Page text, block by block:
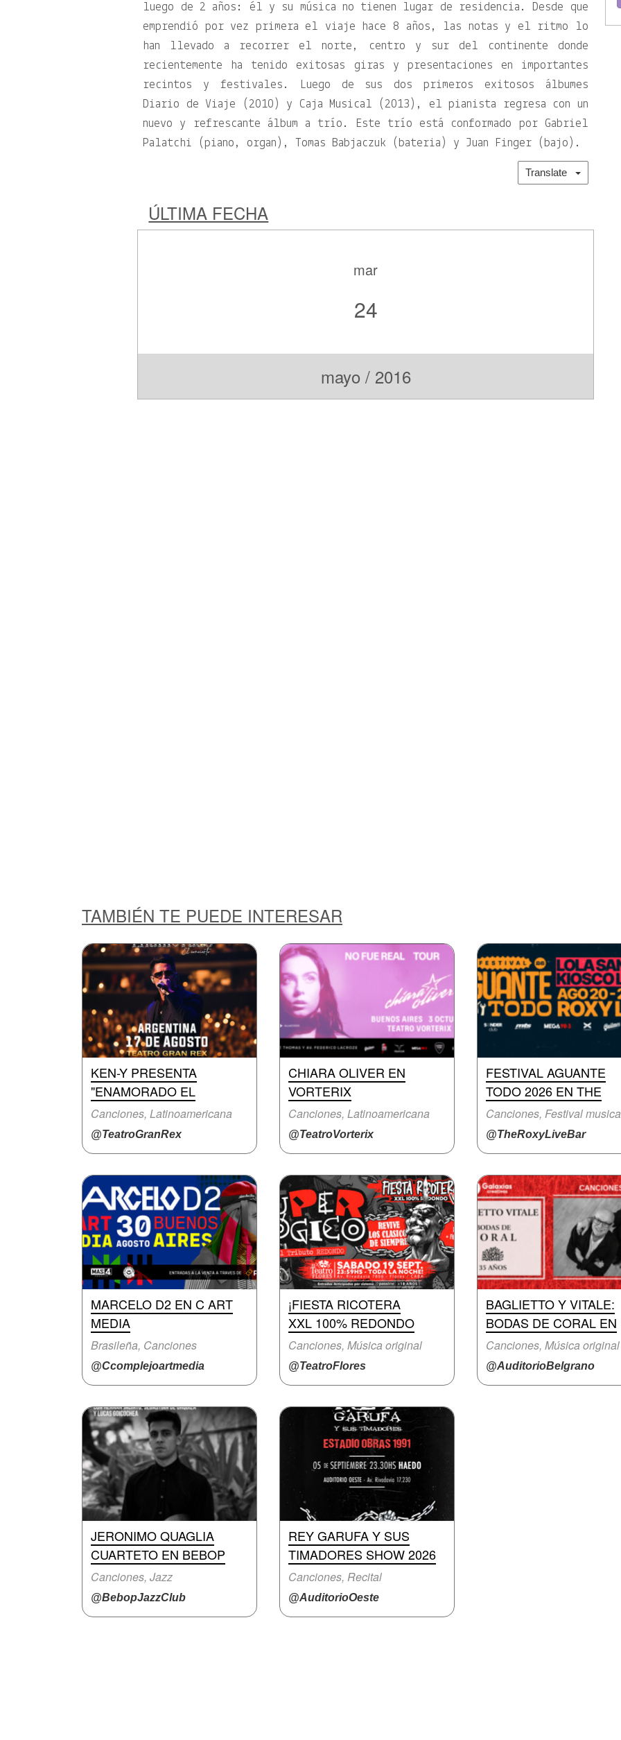
luego de 2 años: él y su música no tienen lugar de residencia. Desde que
emprendió por vez primera el viaje hace 8 años, las notas y el ritmo lo
han llevado a recorrer el norte, centro y sur del continente donde
recientemente ha tenido exitosas giras y presentaciones en importantes
recintos y festivales. Luego de sus dos primeros exitosos álbumes
Diario de Viaje (2010) y Caja Musical (2013), el pianista regresa con un
nuevo y refrescante álbum a trío. Este trío está conformado por Gabriel
Palatchi (piano, organ), Tomas Babjaczuk (bateria) y Juan Finger (bajo).
Translate
ÚLTIMA FECHA
mar
24
mayo / 2016
TAMBIÉN TE PUEDE INTERESAR
KEN-Y PRESENTA
"ENAMORADO EL
Canciones, Latinoamericana
@TeatroGranRex
CHIARA OLIVER EN
VORTERIX
Canciones, Latinoamericana
@TeatroVorterix
FESTIVAL AGUANTE
TODO 2026 EN THE
Canciones, Festival
@TheRoxyLiveBar
MARCELO D2 EN C ART
MEDIA
Brasileña, Canciones
@Ccomplejoartmedia
¡FIESTA RICOTERA
XXL 100% REDONDO
Canciones, Música original
@TeatroFlores
BAGLIETTO Y VITALE:
BODAS DE CORAL EN
Canciones, Música original
@AuditorioBelgrano
JERONIMO QUAGLIA
CUARTETO EN BEBOP
Canciones, Jazz
@BebopJazzClub
REY GARUFA Y SUS
TIMADORES SHOW 2026
Canciones, Recital
@AuditorioOeste